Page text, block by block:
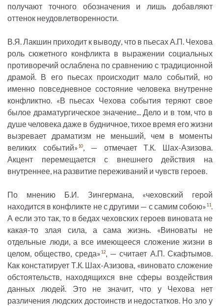
получают точного обозначения и лишь добавляют
оттенок неудовлетворенности.
В.Я. Лакшин приходит к выводу, что в пьесах А.П. Чехова
роль сюжетного конфликта в выражении социальных
противоречий ослаблена по сравнению с традиционной
драмой. В его пьесах происходит мало событий, но
именно повседневное состояние человека внутренне
конфликтно. «В пьесах Чехова события теряют свое
былое драматургическое значение... Дело и в том, что в
душе человека даже в будничное, тихое время его жизни
вызревает драматизм не меньший, чем в моменты
великих событий»10, — отмечает Т.К. Шах-Азизова.
Акцент перемещается с внешнего действия на
внутреннее, на развитие переживаний и чувств героев.
По мнению Б.И. Зингермана, «чеховский герой
находится в конфликте не с другими — с самим собою»11.
А если это так, то в бедах чеховских героев виновата не
какая-то злая сила, а сама жизнь. «Виноваты не
отдельные люди, а все имеющееся сложение жизни в
целом, общество, среда»12, — считает А.П. Скафтымов.
Как констатирует Т.К. Шах-Азизова, «виновато сложение
обстоятельств, находящихся вне сферы воздействия
данных людей. Это не значит, что у Чехова нет
различения людских достоинств и недостатков. Но зло у